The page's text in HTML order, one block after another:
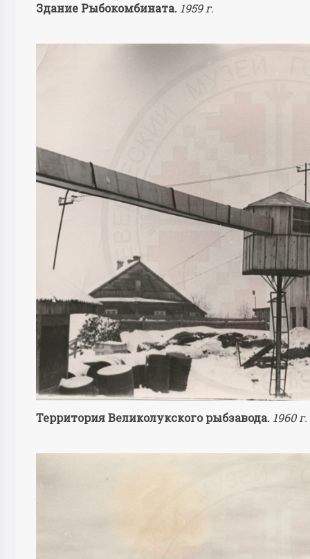
Здание Рыбокомбината. 1959 г.
Территория Великолукского рыбзавода. 1960 г.